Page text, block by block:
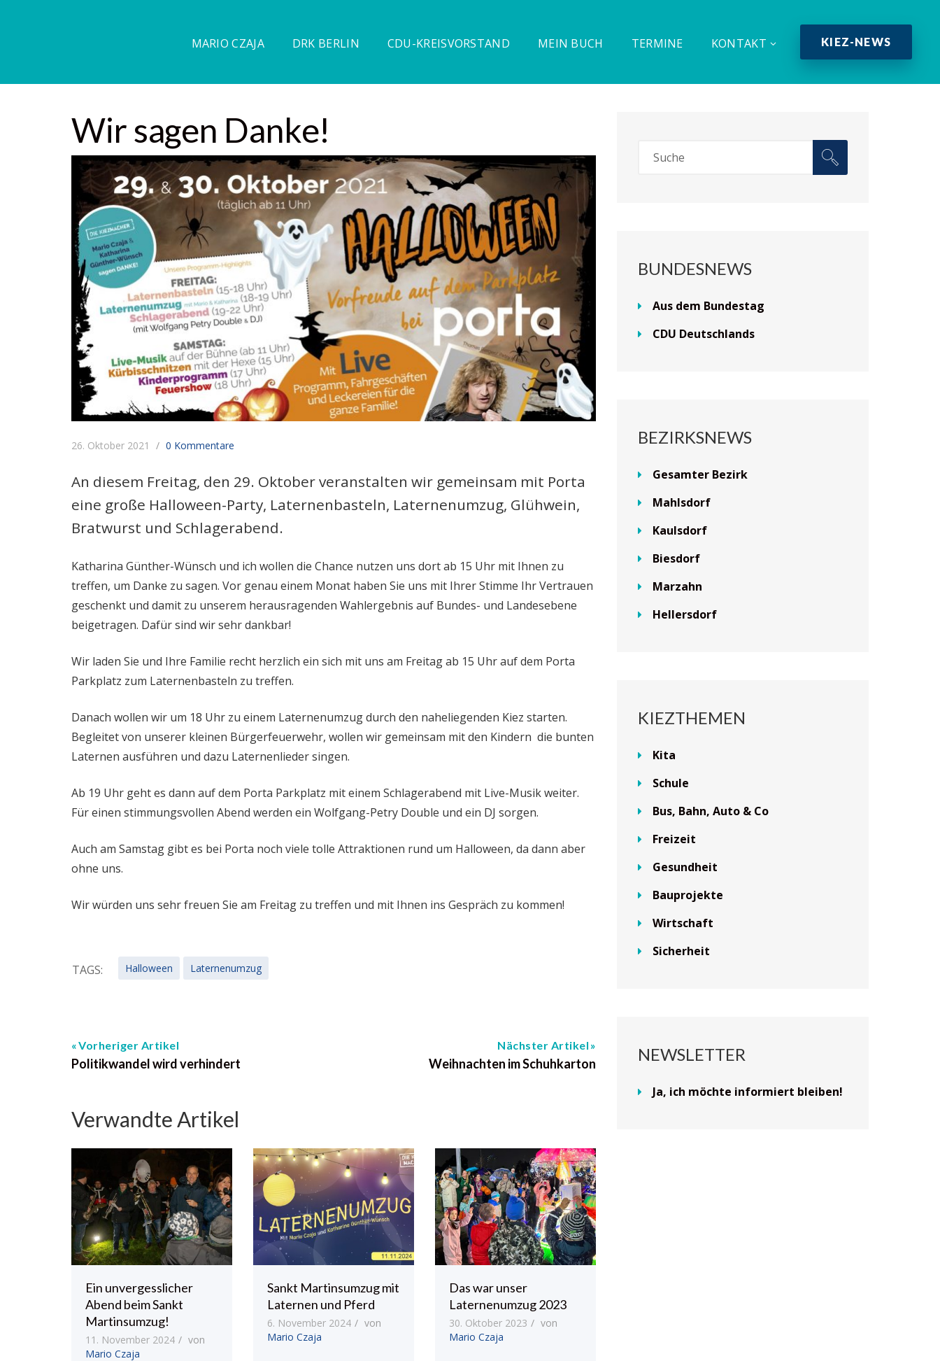
MARIO CZAJA DRK BERLIN CDU-KREISVORSTAND MEIN BUCH TERMINE KONTAKT KIEZ-NEWS
Wir sagen Danke!
26. Oktober 2021 0 Kommentare
An diesem Freitag, den 29. Oktober veranstalten wir gemeinsam mit Porta
eine große Halloween-Party, Laternenbasteln, Laternenumzug, Glühwein,
Bratwurst und Schlagerabend.
Katharina Günther-Wünsch und ich wollen die Chance nutzen uns dort ab 15 Uhr mit Ihnen zu
treffen, um Danke zu sagen. Vor genau einem Monat haben Sie uns mit Ihrer Stimme Ihr Vertrauen
geschenkt und damit zu unserem herausragenden Wahlergebnis auf Bundes- und Landesebene
beigetragen. Dafür sind wir sehr dankbar!
Wir laden Sie und Ihre Familie recht herzlich ein sich mit uns am Freitag ab 15 Uhr auf dem Porta
Parkplatz zum Laternenbasteln zu treffen.
Danach wollen wir um 18 Uhr zu einem Laternenumzug durch den naheliegenden Kiez starten.
Begleitet von unserer kleinen Bürgerfeuerwehr, wollen wir gemeinsam mit den Kindern die bunten
Laternen ausführen und dazu Laternenlieder singen.
Ab 19 Uhr geht es dann auf dem Porta Parkplatz mit einem Schlagerabend mit Live-Musik weiter.
Für einen stimmungsvollen Abend werden ein Wolfgang-Petry Double und ein DJ sorgen.
Auch am Samstag gibt es bei Porta noch viele tolle Attraktionen rund um Halloween, da dann aber
ohne uns.
Wir würden uns sehr freuen Sie am Freitag zu treffen und mit Ihnen ins Gespräch zu kommen!
TAGS: Halloween Laternenumzug
Vorheriger Artikel
Politikwandel wird verhindert
Nächster Artikel
Weihnachten im Schuhkarton
Verwandte Artikel
Ein unvergesslicher
Abend beim Sankt
Martinsumzug!
11. November 2024
von
Mario Czaja
Sankt Martinsumzug mit
Laternen und Pferd
6. November 2024
von
Mario Czaja
Das war unser
Laternenumzug 2023
30. Oktober 2023
von
Mario Czaja
BUNDESNEWS
Aus dem Bundestag
CDU Deutschlands
BEZIRKSNEWS
Gesamter Bezirk
Mahlsdorf
Kaulsdorf
Biesdorf
Marzahn
Hellersdorf
KIEZTHEMEN
Kita
Schule
Bus, Bahn, Auto & Co
Freizeit
Gesundheit
Bauprojekte
Wirtschaft
Sicherheit
NEWSLETTER
Ja, ich möchte informiert bleiben!